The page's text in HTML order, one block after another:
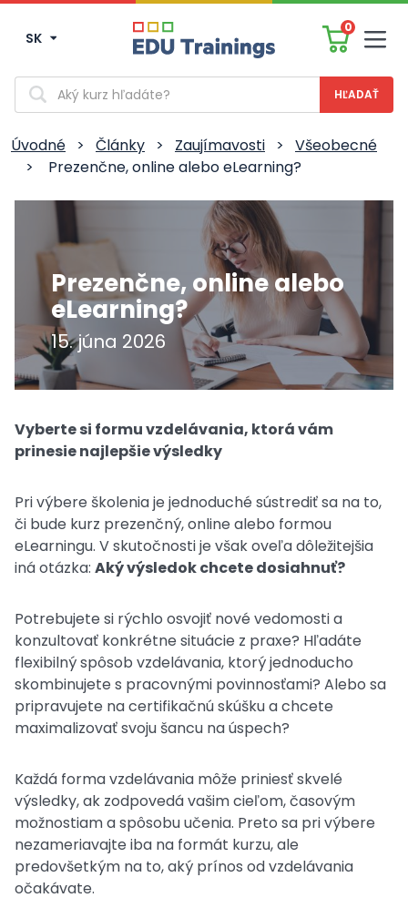
SK
0
Vyhľadávanie
Úvodné > Články > Zaujímavosti >
Všeobecné
>
Prezenčne, online alebo eLearning?
Prezenčne, online alebo
eLearning?
15. júna 2026
Vyberte si formu vzdelávania, ktorá vám
prinesie najlepšie výsledky
Pri výbere školenia je jednoduché sústrediť sa na to,
či bude kurz prezenčný, online alebo formou
eLearningu. V skutočnosti je však oveľa dôležitejšia
iná otázka: Aký výsledok chcete dosiahnuť?
Potrebujete si rýchlo osvojiť nové vedomosti a
konzultovať konkrétne situácie z praxe? Hľadáte
flexibilný spôsob vzdelávania, ktorý jednoducho
skombinujete s pracovnými povinnosťami? Alebo sa
pripravujete na certifikačnú skúšku a chcete
maximalizovať svoju šancu na úspech?
Každá forma vzdelávania môže priniesť skvelé
výsledky, ak zodpovedá vašim cieľom, časovým
možnostiam a spôsobu učenia. Preto sa pri výbere
nezameriavajte iba na formát kurzu, ale
predovšetkým na to, aký prínos od vzdelávania
očakávate.